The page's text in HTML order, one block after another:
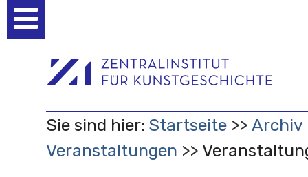
Werkzeuge
Sie sind hier: Startseite
Archiv
Veranstaltungen